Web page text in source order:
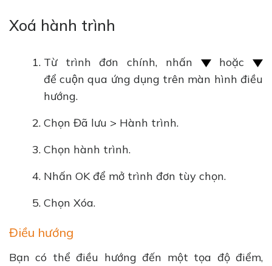
Xoá hành trình
Từ trình đơn chính, nhấn
hoặc
để cuộn qua ứng dụng trên màn hình điều
hướng.
Chọn Đã lưu > Hành trình.
Chọn hành trình.
Nhấn OK để mở trình đơn tùy chọn.
Chọn Xóa.
Điều hướng
Bạn có thể điều hướng đến một tọa độ điểm,